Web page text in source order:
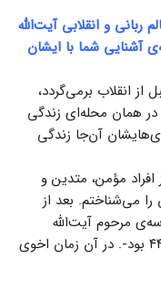
و انقلابی آیت‌الله
آشنایی شما با ایشان
از انقلاب برمی‌گردد،
در همان محله‌‌ای زندگی
آن‌جا زندگی
مؤمن، متدین و
را می‌شناختم. بعد از
مرحوم آیت‌الله
العظمی گلپایگانی رفتم -حدود سال ۴۳ یا ۴۴ بود-. در آن زمان اخوی